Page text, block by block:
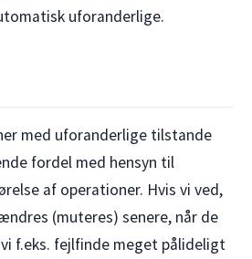
uforanderlige.
med uforanderlige tilstande
fordel med hensyn til
af operationer. Hvis vi ved,
(muteres) senere, når de
f.eks. fejlfinde meget pålideligt